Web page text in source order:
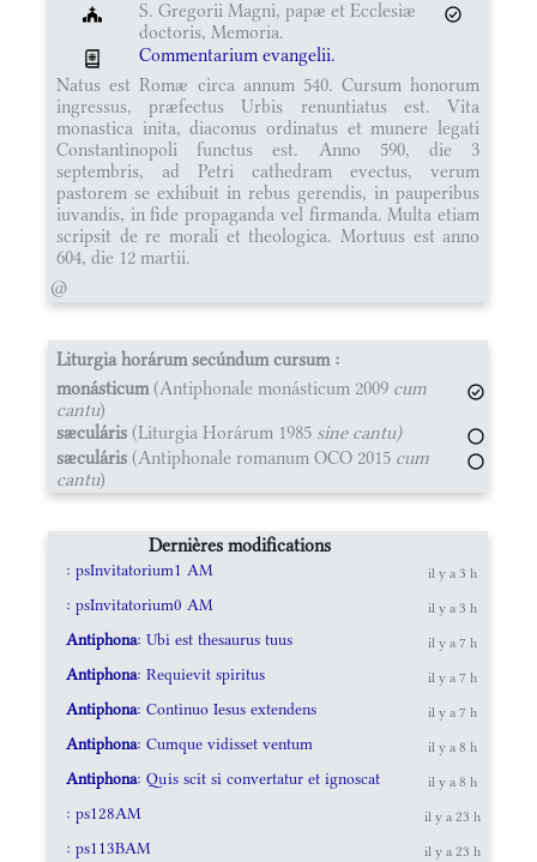
S. Gregorii Magni, papæ et Ecclesiæ
doctoris, Memoria.
Commentarium evangelii.
Natus est Romæ circa annum 540. Cursum honorum
ingressus, præfectus Urbis renuntiatus est. Vita
monastica inita, diaconus ordinatus et munere legati
Constantinopoli functus est. Anno 590, die 3
septembris, ad Petri cathedram evectus, verum
pastorem se exhibuit in rebus gerendis, in pauperibus
iuvandis, in fide propaganda vel firmanda. Multa etiam
scripsit de re morali et theologica. Mortuus est anno
604, die 12 martii.
@
Liturgia horárum secúndum cursum :
monásticum(Antiphonale monásticum 2009 cum
cantu)
sæculáris (Liturgia Horárum 1985 sine cantu)
sæculáris (Antiphonale romanum OCO 2015 cum
cantu)
Dernières modifications
: psInvitatorium1 AM il y a 3 h
: psInvitatorium0 AM il y a 3 h
Antiphona: Ubi est thesaurus tuus il y a 7 h
Antiphona: Requievit spiritus il y a 7 h
Antiphona: Continuo Iesus extendens il y a 7 h
Antiphona: Cumque vidisset ventum il y a 8 h
Antiphona: Quis scit si convertatur et ignoscat il y a 8 h
: ps128AM il y a 23 h
: ps113BAM il y a 23 h